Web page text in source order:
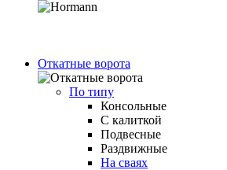
Откатные ворота
По типу
Консольные
С калиткой
Подвесные
Раздвижные
На сваях